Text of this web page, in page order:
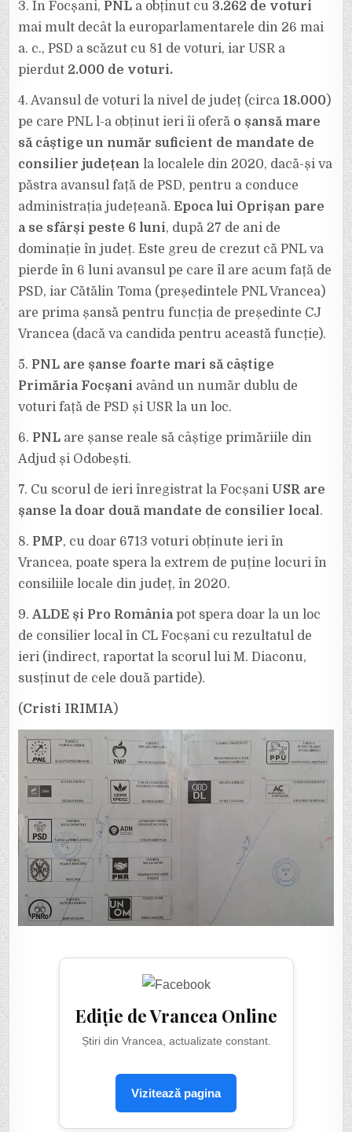
3. În Focșani, PNL a obținut cu 3.262 de voturi
mai mult decât la europarlamentarele din 26 mai
a. c., PSD a scăzut cu 81 de voturi, iar USR a
pierdut 2.000 de voturi.
4. Avansul de voturi la nivel de județ (circa 18.000)
pe care PNL l-a obținut ieri îi oferă o șansă mare
să câștige un număr suficient de mandate de
consilier județeanla localele din 2020, dacă-și va
păstra avansul față de PSD, pentru a conduce
administrația județeană.Epoca lui Oprișan pare
a se sfârși peste 6 luni, după 27 de ani de
dominație în județ. Este greu de crezut că PNL va
pierde în 6 luni avansul pe care îl are acum față de
PSD, iar Cătălin Toma (președintele PNL Vrancea)
are prima șansă pentru funcția de președinte CJ
Vrancea (dacă va candida pentru această funcție).
5. PNL are șanse foarte mari să câștige
Primăria Focșani având un număr dublu de
voturi față de PSD și USR la un loc.
6. PNL are șanse reale să câștige primăriile din
Adjud și Odobești.
7. Cu scorul de ieri înregistrat la Focșani USR are
șanse la doar două mandate de consilier local.
8. PMP, cu doar 6713 voturi obținute ieri în
Vrancea, poate spera la extrem de puține locuri în
consiliile locale din județ, în 2020.
9.ALDE și Pro Româniapot spera doar la un loc
de consilier local în CL Focșani cu rezultatul de
ieri (indirect, raportat la scorul lui M. Diaconu,
susținut de cele două partide).
(Cristi IRIMIA)
Ediție de Vrancea Online
Știri din Vrancea, actualizate constant.
Vizitează pagina